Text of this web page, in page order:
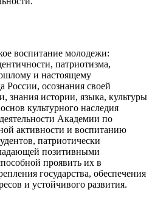
воспитание молодежи:
патриотизма,
и настоящему
России, осознания своей
знания истории, языка, культуры
культурного наследия
Академии по
активности и воспитанию
патриотически
позитивными
проявить их в
государства, обеспечения
и устойчивого развития.